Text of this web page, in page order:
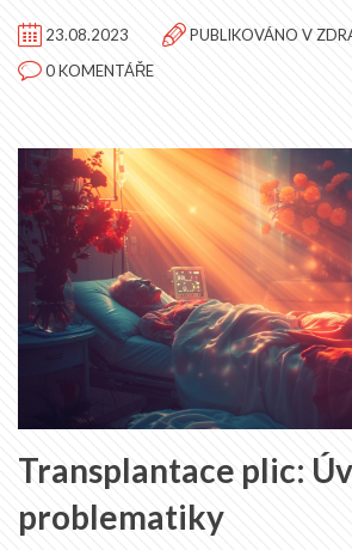
23.08.2023 PUBLIKOVÁNO V
0 KOMENTÁŘE
Transplantace plic:
problematiky